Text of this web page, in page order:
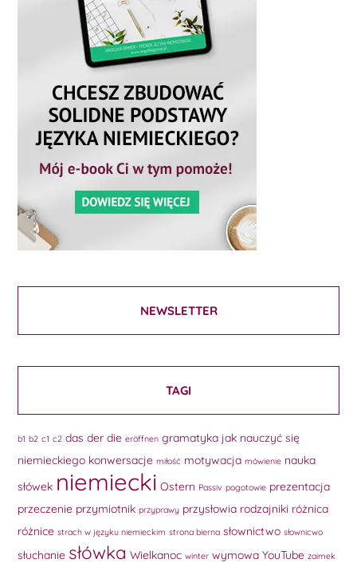
NEWSLETTER
TAGI
b1 b2 c1 c2 das der die eröffnen gramatyka jak nauczyć się
niemieckiego konwersacje miłość motywacja mówienie nauka
słówek niemiecki Ostern Passiv pogotowie prezentacja
przeczenie przymiotnik przyprawy przysłowia rodzajniki różnica
różnice strach w języku niemieckim strona bierna słownictwo słownicwo
słuchanie słówka Wielkanoc winter wymowa YouTube zaimek